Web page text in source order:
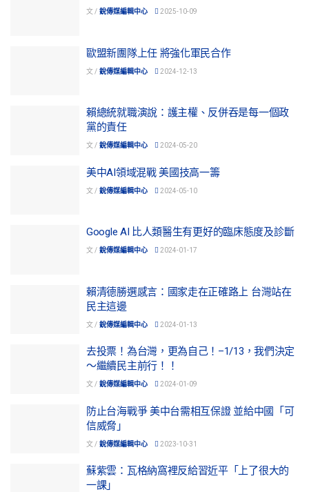
文 / 銳傳媒編輯中心 2025-10-09
歐盟新團隊上任 將強化軍民合作
文 / 銳傳媒編輯中心 2024-12-13
賴總統就職演說：護主權、反併吞是每一個政
黨的責任
文 / 銳傳媒編輯中心 2024-05-20
美中AI領域混戰 美國技高一籌
文 / 銳傳媒編輯中心 2024-05-10
Google AI 比人類醫生有更好的臨床態度及診斷
文 / 銳傳媒編輯中心 2024-01-17
賴清德勝選感言：國家走在正確路上 台灣站在
民主這邊
文 / 銳傳媒編輯中心 2024-01-13
去投票！為台灣，更為自己！–1/13，我們決定
～繼續民主前行！！
文 / 銳傳媒編輯中心 2024-01-09
防止台海戰爭 美中台需相互保證 並給中國「可
信威脅」
文 / 銳傳媒編輯中心 2023-10-31
蘇紫雲：瓦格納窩裡反給習近平「上了很大的
一課」